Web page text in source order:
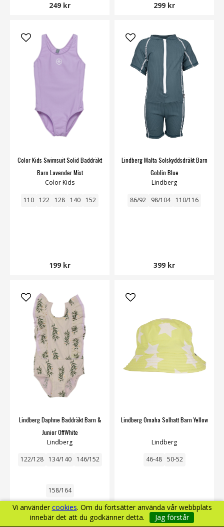
Vi använder cookies. Om du fortsätter använda vår webbplats
innebär det att du godkänner detta.
Jag förstår
249 kr 299 kr
Color Kids Swimsuit Solid Baddräkt
Barn Lavender Mist
Color Kids
110 122 128 140 152
199 kr
Lindberg Malta Solskyddsdräkt Barn
Goblin Blue
Lindberg
86/92 98/104 110/116
399 kr
Lindberg Daphne Baddräkt Barn &
Junior OffWhite
Lindberg
122/128 134/140 146/152
158/164
299 kr
Lindberg Omaha Solhatt Barn Yellow
Lindberg
46-48 50-52
149 kr